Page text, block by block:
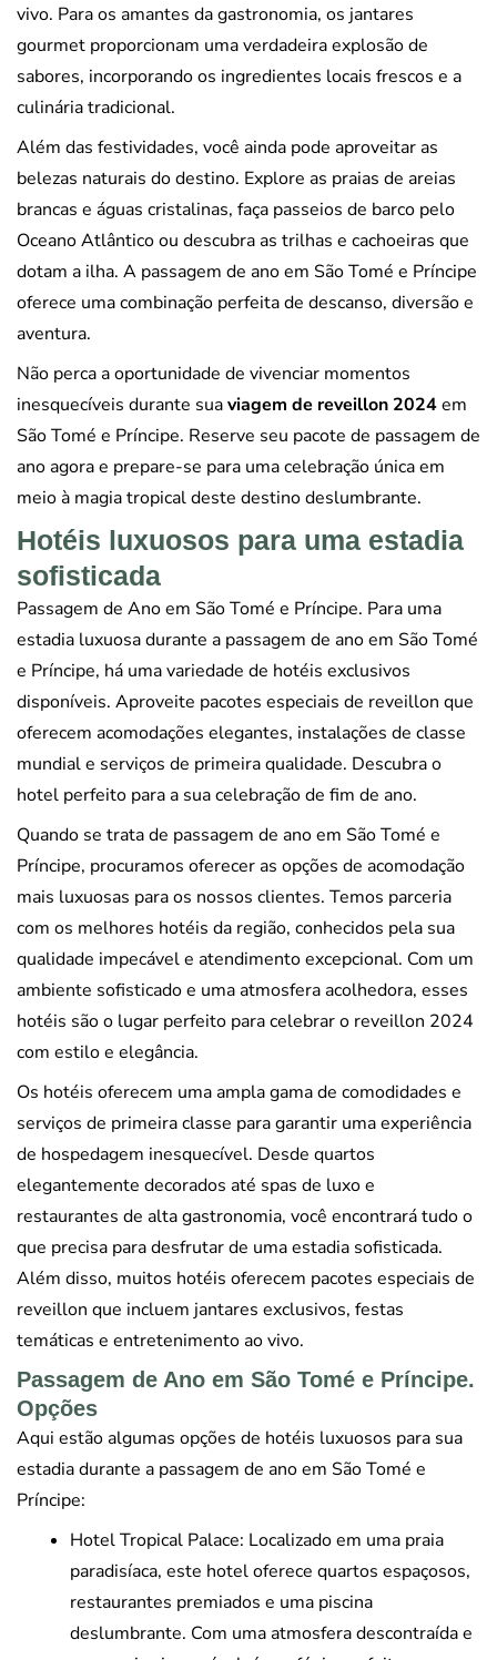
vivo. Para os amantes da gastronomia, os jantares
gourmet proporcionam uma verdadeira explosão de
sabores, incorporando os ingredientes locais frescos e a
culinária tradicional.
Além das festividades, você ainda pode aproveitar as
belezas naturais do destino. Explore as praias de areias
brancas e águas cristalinas, faça passeios de barco pelo
Oceano Atlântico ou descubra as trilhas e cachoeiras que
dotam a ilha. A passagem de ano em São Tomé e Príncipe
oferece uma combinação perfeita de descanso, diversão e
aventura.
Não perca a oportunidade de vivenciar momentos
inesquecíveis durante suaviagem de reveillon 2024em
São Tomé e Príncipe. Reserve seu pacote de passagem de
ano agora e prepare-se para uma celebração única em
meio à magia tropical deste destino deslumbrante.
Hotéis luxuosos para uma estadia
sofisticada
Passagem de Ano em São Tomé e Príncipe. Para uma
estadia luxuosa durante a passagem de ano em São Tomé
e Príncipe, há uma variedade de hotéis exclusivos
disponíveis. Aproveite pacotes especiais de reveillon que
oferecem acomodações elegantes, instalações de classe
mundial e serviços de primeira qualidade. Descubra o
hotel perfeito para a sua celebração de fim de ano.
Quando se trata de passagem de ano em São Tomé e
Príncipe, procuramos oferecer as opções de acomodação
mais luxuosas para os nossos clientes. Temos parceria
com os melhores hotéis da região, conhecidos pela sua
qualidade impecável e atendimento excepcional. Com um
ambiente sofisticado e uma atmosfera acolhedora, esses
hotéis são o lugar perfeito para celebrar o reveillon 2024
com estilo e elegância.
Os hotéis oferecem uma ampla gama de comodidades e
serviços de primeira classe para garantir uma experiência
de hospedagem inesquecível. Desde quartos
elegantemente decorados até spas de luxo e
restaurantes de alta gastronomia, você encontrará tudo o
que precisa para desfrutar de uma estadia sofisticada.
Além disso, muitos hotéis oferecem pacotes especiais de
reveillon que incluem jantares exclusivos, festas
temáticas e entretenimento ao vivo.
Passagem de Ano em São Tomé e Príncipe.
Opções
Aqui estão algumas opções de hotéis luxuosos para sua
estadia durante a passagem de ano em São Tomé e
Príncipe:
Hotel Tropical Palace: Localizado em uma praia
paradisíaca, este hotel oferece quartos espaçosos,
restaurantes premiados e uma piscina
deslumbrante. Com uma atmosfera descontraída e